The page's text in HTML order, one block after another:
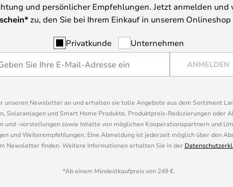
und persönlicher Empfehlungen. Jetzt anmelden und
zu, den Sie bei Ihrem Einkauf in unserem
Privatkunde Unternehmen
ANMELDEN
unseren Newsletter an und erhalten sie tolle Angebote aus dem Sortiment
Solaranlagen und Smart Home Produkte, Produktpreis-Reduzierungen oder
und -vorstellungen sowie Inhalte von möglichen Kooperationspartnern und
und Weiterempfehlungen. Eine Abmeldung ist jederzeit möglich über den
Newsletter finden. Weitere Informationen erhalten Sie in der
*Ab einem Mindestkaufpreis von 249 €.